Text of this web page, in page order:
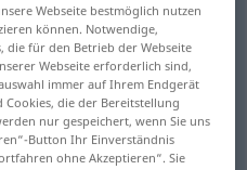
anklicken/antippen)
Webseite bestmöglich nutzen
können. Notwendige,
die für den Betrieb der Webseite
Webseite erforderlich sind,
immer auf Ihrem Endgerät
die der Bereitstellung
nur gespeichert, wenn Sie uns
Button Ihr Einverständnis
ohne Akzeptieren“. Sie